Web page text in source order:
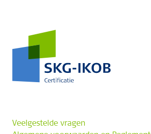
Veelgestelde vragen